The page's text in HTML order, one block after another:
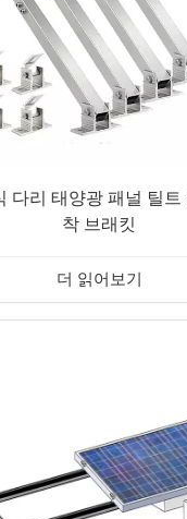
다리 태양광 패널 틸트
착 브래킷
더 읽어보기